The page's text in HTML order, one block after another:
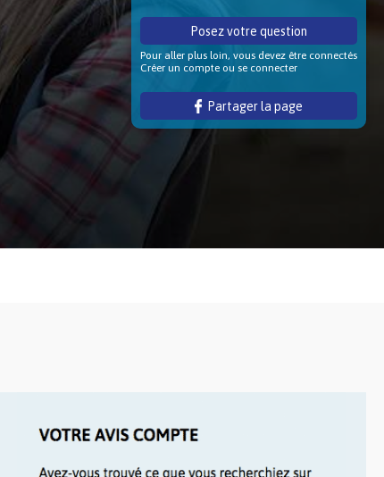
Posez votre question
Pour aller plus loin, vous devez être connectés
Créer un compte ou se connecter
Partager la page